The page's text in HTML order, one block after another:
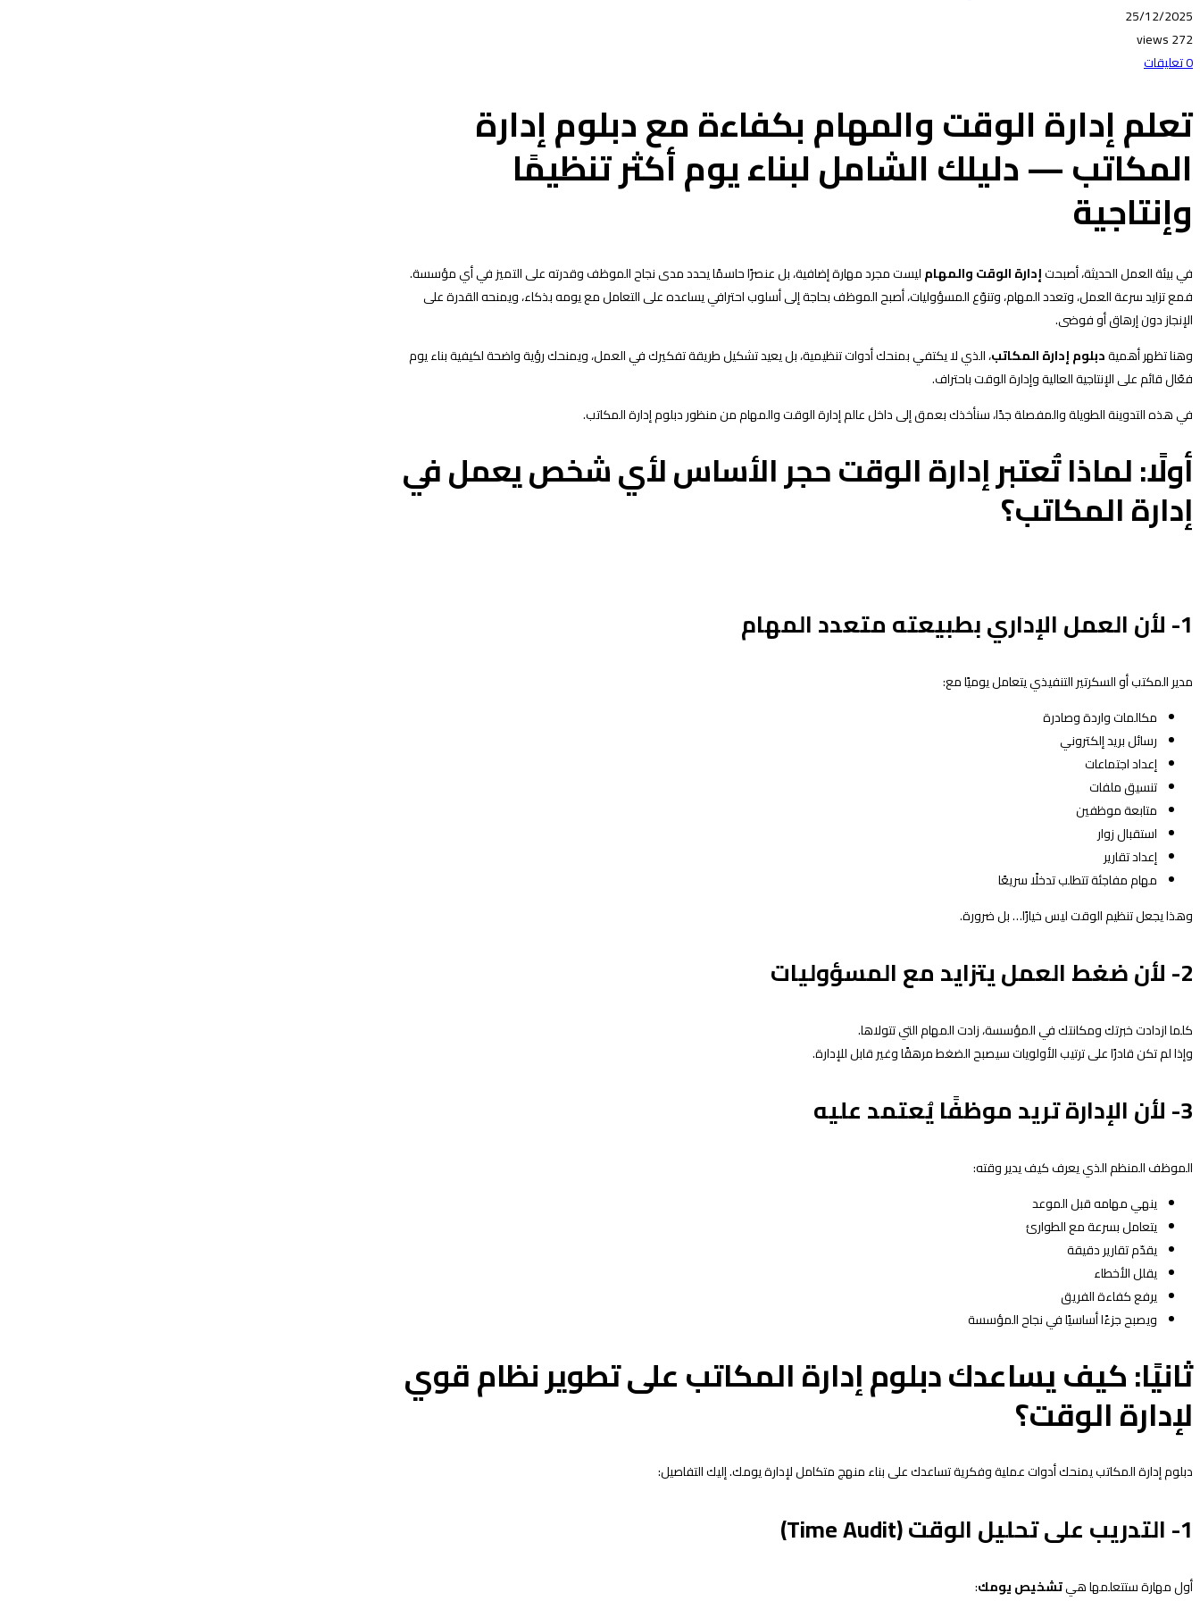
25/12/2025
272 views
0 تعليقات
تعلم إدارة الوقت والمهام بكفاءة مع دبلوم إدارة
المكاتب — دليلك الشامل لبناء يوم أكثر تنظيمًا
وإنتاجية
في بيئة العمل الحديثة، أصبحتإدارة الوقت والمهامليست مجرد مهارة إضافية، بل عنصرًا حاسمًا يحدد مدى نجاح الموظف وقدرته على التميز في أي مؤسسة.
فمع تزايد سرعة العمل، وتعدد المهام، وتنوّع المسؤوليات، أصبح الموظف بحاجة إلى أسلوب احترافي يساعده على التعامل مع يومه بذكاء، ويمنحه القدرة على
الإنجاز دون إرهاق أو فوضى.
وهنا تظهر أهميةدبلوم إدارة المكاتب، الذي لا يكتفي بمنحك أدوات تنظيمية، بل يعيد تشكيل طريقة تفكيرك في العمل، ويمنحك رؤية واضحة لكيفية بناء يوم
فعّال قائم على الإنتاجية العالية وإدارة الوقت باحتراف.
في هذه التدوينة الطويلة والمفصلة جدًا، سنأخذك بعمق إلى داخل عالم إدارة الوقت والمهام من منظور دبلوم إدارة المكاتب.
أولًا: لماذا تُعتبر إدارة الوقت حجر الأساس لأيشخص يعمل في
إدارة المكاتب؟
1- لأن العمل الإداري بطبيعته متعدد المهام
مدير المكتب أو السكرتير التنفيذي يتعامل يوميًا مع:
مكالمات واردة وصادرة
رسائل بريد إلكتروني
إعداد اجتماعات
تنسيق ملفات
متابعة موظفين
استقبال زوار
إعداد تقارير
مهام مفاجئة تتطلب تدخلًا سريعًا
وهذا يجعل تنظيم الوقت ليس خيارًا… بل ضرورة.
2- لأن ضغط العمل يتزايد مع المسؤوليات
كلما ازدادت خبرتك ومكانتك في المؤسسة، زادت المهام التي تتولاها.
وإذا لم تكن قادرًا على ترتيب الأولويات سيصبح الضغط مرهقًا وغير قابل للإدارة.
3- لأن الإدارة تريد موظفًا يُعتمد عليه
الموظف المنظم الذي يعرف كيف يدير وقته:
ينهي مهامه قبل الموعد
يتعامل بسرعة مع الطوارئ
يقدّم تقارير دقيقة
يقلل الأخطاء
يرفع كفاءة الفريق
ويصبح جزءًا أساسيًا في نجاح المؤسسة
ثانيًا: كيف يساعدك دبلوم إدارة المكاتب على تطوير نظام قوي
لإدارة الوقت؟
دبلوم إدارة المكاتب يمنحك أدوات عملية وفكرية تساعدك على بناء منهج متكامل لإدارة يومك. إليك التفاصيل:
1- التدريب على تحليل الوقت (Time Audit)
أول مهارة ستتعلمها هيتشخيص يومك: